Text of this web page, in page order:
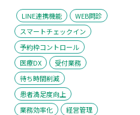
LINE連携機能
WEB問診
スマートチェックイン
予約枠コントロール
医療DX
受付業務
待ち時間削減
患者満足度向上
業務効率化
経営管理